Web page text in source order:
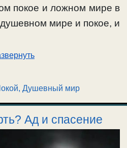
покое и ложном мире в
мире и покое, и
Душевный мир
Ад и спасение